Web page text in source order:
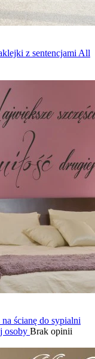
z sentencjami All
ścianę do sypialni
osoby Brak opinii